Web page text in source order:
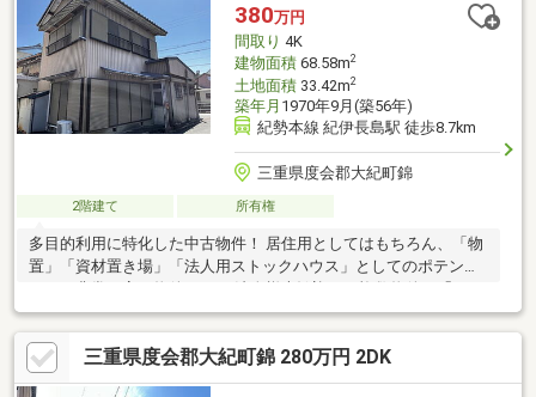
380万円
間取り 4K
建物面積68.58m2
土地面積33.42m2
築年月 1970年9月(築56年)
紀勢本線 紀伊長島駅 徒歩8.7km
三重県度会郡大紀町錦
2階建て 所有権
多目的利用に特化した中古物件！ 居住用としてはもちろん、「物
置」「資材置き場」「法人用ストックハウス」としてのポテンシ
ク売り」も可能です。 ス
三重県度会郡大紀町錦 280万円 2DK